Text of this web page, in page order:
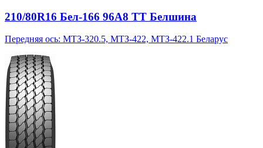
210/80R16 Бел-166 96A8 TT Белшина
Передняя ось: МТЗ-320.5, МТЗ-422, МТЗ-422.1 Беларус